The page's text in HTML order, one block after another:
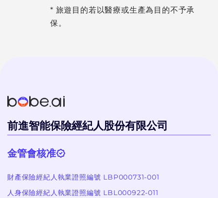
* 旅遊目的若以醫療或生產為目的不予承
保。
前進智能保險經紀人股份有限公司
金管會核准
財產保險經紀人執業證照編號 LBP000731-001
人身保險經紀人執業證照編號 LBL000922-011